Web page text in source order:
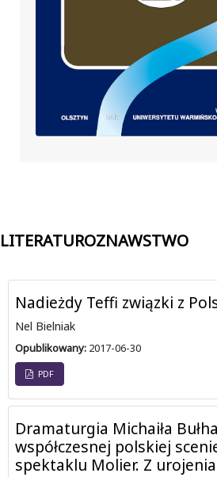
LITERATUROZNAWSTWO
Nadieżdy Teffi związki z
Nel Bielniak
Opublikowany: 2017-06-30
PDF
Dramaturgia Michaiła
współczesnej polskiej
spektaklu Molier. Z urojenia